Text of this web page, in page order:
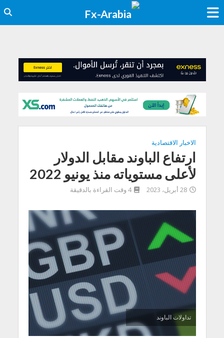
الاخبار الاقتصادية
ارتفاع الباوند مقابل الدولار
لأعلى مستوياته منذ يونيو 2022
28 أبريل، 2023 4 وقت القراءة بالدقيقة
تداولات الباوند